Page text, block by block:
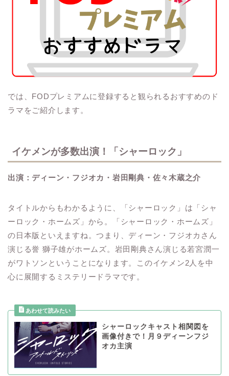
では、FODプレミアムに登録すると観られるおすすめのド
ラマをご紹介します。
イケメンが多数出演！「シャーロック」
出演：ディーン・フジオカ・岩田剛典・佐々木蔵之介
タイトルからもわかるように、「シャーロック」は「シャ
ーロック・ホームズ」から。「シャーロック・ホームズ」
の日本版といえますね。つまり、ディーン・フジオカさん
演じる誉 獅子雄がホームズ。岩田剛典さん演じる若宮潤一
がワトソンということになります。このイケメン2人を中
心に展開するミステリードラマです。
シャーロックキャスト相関図を
画像付きで！月９ディーンフジ
オカ主演